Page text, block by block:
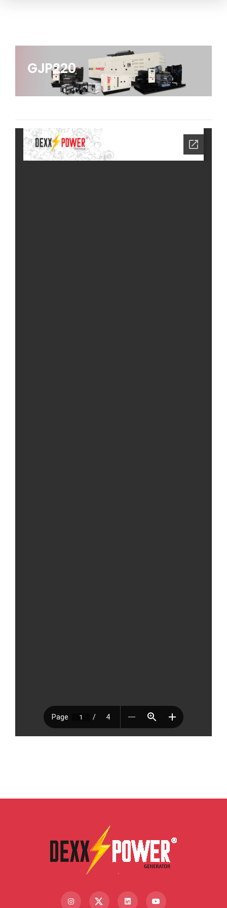
GJP220